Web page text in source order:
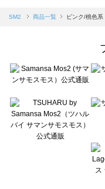
Samansa Mos2 blue（サマンサ
Te chichi（テチチ）の一覧
Te chichi CLASSIC（テチチ クラ
Lugnoncure（ルノンキュール）
BETTY'S BLUE（べティーズブ
Wpc.（ワールドパーティー）の
SM2 商品一覧 ピンク/桃色系